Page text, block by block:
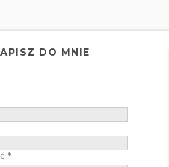
DO MNIE
*